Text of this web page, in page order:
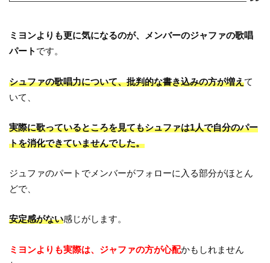
ミヨンよりも更に気になるのが、メンバーのジャファの歌唱
パート です。
シュファの歌唱力について、批判的な書き込みの方が増えて
いて、
実際に歌っているところを見てもシュファは1人で自分のパー
トを消化できていませんでした。
ジュファのパートでメンバーがフォローに入る部分がほとん
どで、
安定感がない感じがします。
ミヨンよりも実際は、ジャファの方が心配かもしれません